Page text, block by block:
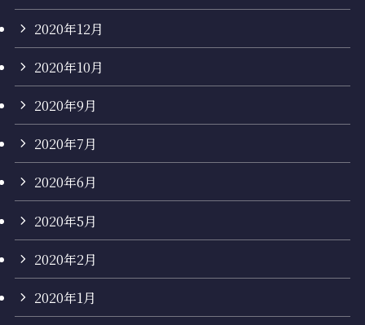
2020年12月
2020年10月
2020年9月
2020年7月
2020年6月
2020年5月
2020年2月
2020年1月